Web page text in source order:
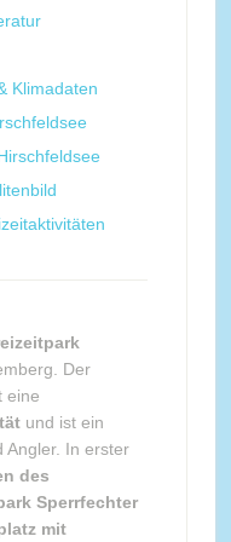
Klimadaten
Der
eine
und ist ein
Angler. In erster
des
Sperrfechter
mit